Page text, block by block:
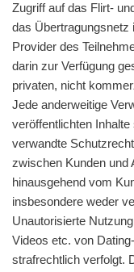
Zugriff auf das Flirt-
das Übertragungsnetz
Provider des
darin zur Verfügung
privaten, nicht
Jede anderweitige
veröffentlichten
verwandte
zwischen Kunden und
hinausgehend vom
insbesondere weder
Unautorisierte
Videos etc. von
strafrechtlich verfolgt.